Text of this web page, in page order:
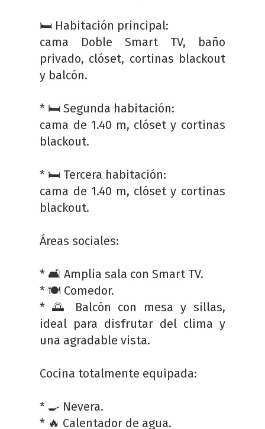
🛏️ Habitación principal:
cama Doble Smart TV, baño
privado, clóset, cortinas blackout
y balcón.
* 🛏️ Segunda habitación:
cama de 1.40 m, clóset y cortinas
blackout.
* 🛏️ Tercera habitación:
cama de 1.40 m, clóset y cortinas
blackout.
Áreas sociales:
* 🛋️ Amplia sala con Smart TV.
* 🍽️ Comedor.
* 🌅 Balcón con mesa y sillas,
ideal para disfrutar del clima y
una agradable vista.
Cocina totalmente equipada:
* 🍳 Nevera.
* 🔥 Calentador de agua.